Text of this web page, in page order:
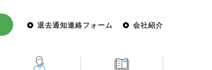
退去通知連絡フォーム 会社紹介